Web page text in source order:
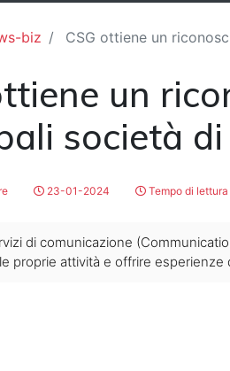
biz CSG ottiene un
un
società
23-01-2024 Tempo di lettura
di comunicazione
proprie attività e offrire